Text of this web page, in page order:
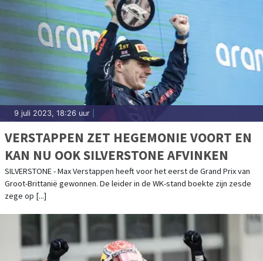
9 juli 2023, 18:26 uur
VERSTAPPEN ZET HEGEMONIE VOORT EN
KAN NU OOK SILVERSTONE AFVINKEN
SILVERSTONE - Max Verstappen heeft voor het eerst de Grand Prix van
Groot-Brittanië gewonnen. De leider in de WK-stand boekte zijn zesde
zege op [...]